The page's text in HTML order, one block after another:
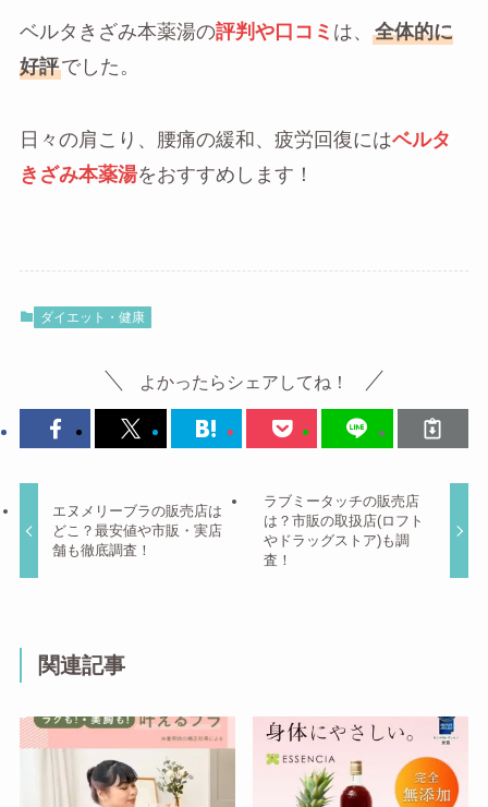
ベルタきざみ本薬湯の評判や口コミ は、 全体的に
好評でした。
日々の肩こり、腰痛の緩和、疲労回復にはベルタ
きざみ本薬湯をおすすめします！
ダイエット・健康
よかったらシェアしてね！
エヌメリーブラの販売店は
どこ？最安値や市販・実店
舗も徹底調査！
ラブミータッチの販売店
は？市販の取扱店(ロフト
やドラッグストア)も調
査！
関連記事